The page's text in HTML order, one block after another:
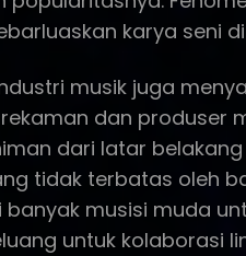
karya seni
musik juga
dan produser
dari latar
tidak terbatas oleh
banyak musisi muda
untuk kolaborasi